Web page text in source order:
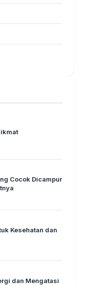
Cocok Dicampur
Kesehatan dan
dan Mengatasi